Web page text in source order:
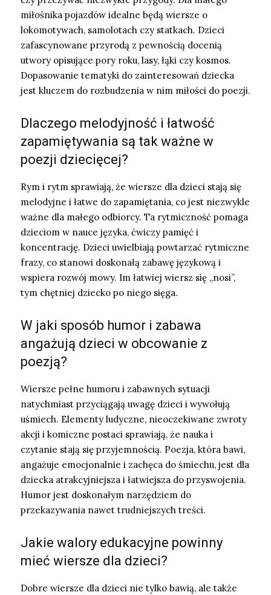
miłośnika pojazdów idealne będą wiersze o
lokomotywach, samolotach czy statkach. Dzieci
zafascynowane przyrodą z pewnością docenią
utwory opisujące pory roku, lasy, łąki czy kosmos.
Dopasowanie tematyki do zainteresowań dziecka
jest kluczem do rozbudzenia w nim miłości do poezji.
Dlaczego melodyjność i łatwość
zapamiętywania są tak ważne w
poezji dziecięcej?
Rym i rytm sprawiają, że wiersze dla dzieci stają się
melodyjne i łatwe do zapamiętania, co jest niezwykle
ważne dla małego odbiorcy. Ta rytmiczność pomaga
dzieciom w nauce języka, ćwiczy pamięć i
koncentrację. Dzieci uwielbiają powtarzać rytmiczne
frazy, co stanowi doskonałą zabawę językową i
wspiera rozwój mowy. Im łatwiej wiersz się „nosi”,
tym chętniej dziecko po niego sięga.
W jaki sposób humor i zabawa
angażują dzieci w obcowanie z
poezją?
Wiersze pełne humoru i zabawnych sytuacji
natychmiast przyciągają uwagę dzieci i wywołują
uśmiech. Elementy ludyczne, nieoczekiwane zwroty
akcji i komiczne postaci sprawiają, że nauka i
czytanie stają się przyjemnością. Poezja, która bawi,
angażuje emocjonalnie i zachęca do śmiechu, jest dla
dziecka atrakcyjniejsza i łatwiejsza do przyswojenia.
Humor jest doskonałym narzędziem do
przekazywania nawet trudniejszych treści.
Jakie walory edukacyjne powinny
mieć wiersze dla dzieci?
Dobre wiersze dla dzieci nie tylko bawią, ale także